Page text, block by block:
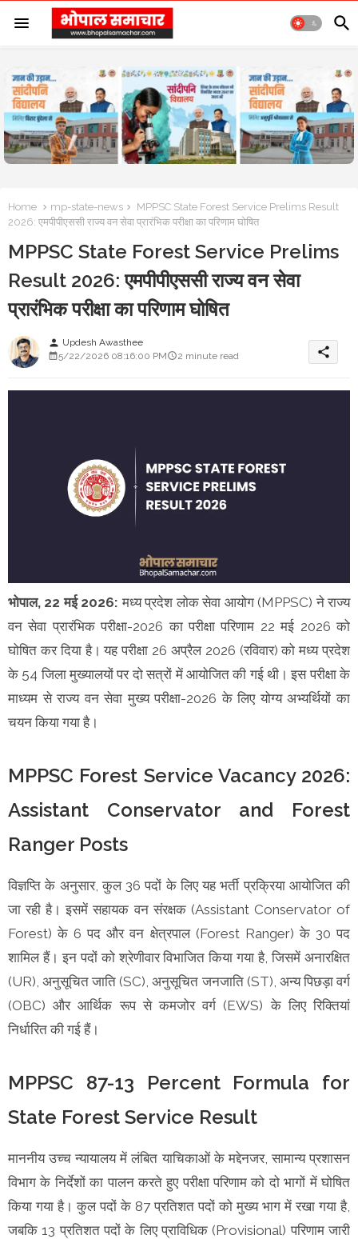
Home mp-state-news
MPPSC State Forest Service Prelims Result
2026: एमपीपीएससी राज्य वन सेवा प्रारंभिक परीक्षा का परिणाम घोषित
MPPSC State Forest Service Prelims
Result 2026: एमपीपीएससी राज्य वन सेवा
प्रारंभिक परीक्षा का परिणाम घोषित
person Updesh Awasthee
5/22/2026 08:16:00 PM
2 minute read share
भोपाल, 22 मई 2026:मध्य प्रदेश लोक सेवा आयोग (MPPSC) ने राज्य
वन सेवा प्रारंभिक परीक्षा-2026 का परीक्षा परिणाम 22 मई 2026 को
घोषित कर दिया है। यह परीक्षा 26 अप्रैल 2026 (रविवार) को मध्य प्रदेश
के 54 जिला मुख्यालयों पर दो सत्रों में आयोजित की गई थी। इस परीक्षा के
माध्यम से राज्य वन सेवा मुख्य परीक्षा-2026 के लिए योग्य अभ्यर्थियों का
चयन किया गया है।
MPPSC Forest Service Vacancy 2026:
Assistant Conservator and Forest
Ranger Posts
विज्ञप्ति के अनुसार, कुल 36 पदों के लिए यह भर्ती प्रक्रिया आयोजित की
जा रही है। इसमें सहायक वन संरक्षक (Assistant Conservator of
Forest) के 6 पद और वन क्षेत्रपाल (Forest Ranger) के 30 पद
शामिल हैं। इन पदों को श्रेणीवार विभाजित किया गया है, जिसमें अनारक्षित
(UR), अनुसूचित जाति (SC), अनुसूचित जनजाति (ST), अन्य पिछड़ा वर्ग
(OBC) और आर्थिक रूप से कमजोर वर्ग (EWS) के लिए रिक्तियां
निर्धारित की गई हैं।
MPPSC 87-13 Percent Formula for
State Forest Service Result
माननीय उच्च न्यायालय में लंबित याचिकाओं के मद्देनजर, सामान्य प्रशासन
विभाग के निर्देशों का पालन करते हुए परीक्षा परिणाम को दो भागों में घोषित
किया गया है। कुल पदों के 87 प्रतिशत पदों को मुख्य भाग में रखा गया है,
जबकि 13 प्रतिशत पदों के लिए प्राविधिक (Provisional) परिणाम जारी